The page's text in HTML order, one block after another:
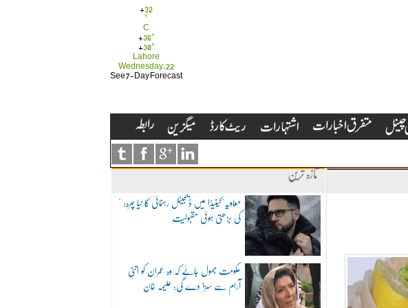
+32
°
C
+36°
+30°
Lahore
Wednesday, 22
See 7-Day Forecast
تازہ ترین
"معاویہ"کینیڈا میں ڈیجیٹل رہنمائی کا نیا چہرہ:
کی بڑھتی ہوئی مقبولیت
حکومت بھول جائے کہ وہ عمران کو اتنی
آرام سے سزا دے گی: علیمہ خان